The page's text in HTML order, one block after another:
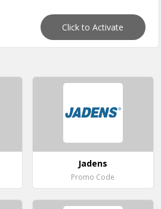
Click to Activate
Jadens
Promo Code